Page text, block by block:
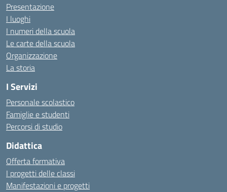
Presentazione
I luoghi
I numeri della scuola
Le carte della scuola
Organizzazione
La storia
I Servizi
Personale scolastico
Famiglie e studenti
Percorsi di studio
Didattica
Offerta formativa
I progetti delle classi
Manifestazioni e progetti